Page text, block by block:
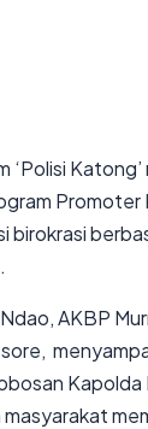
‘Polisi
Promoter
birokrasi
AKBP
Kapolda